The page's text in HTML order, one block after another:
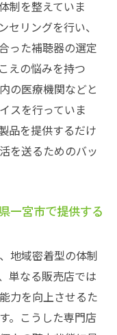
制を整えていま
リングを行い、
った補聴器の選定
えの悩みを持つ
の医療機関などと
スを行っていま
品を提供するだけ
を送るためのバッ
一宮市で提供する
地域密着型の体制
単なる販売店では
力を向上させるた
。こうした専門店